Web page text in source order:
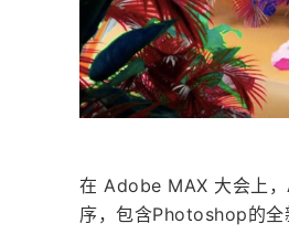
在 Adobe MAX 大会上
序，包含Photoshop的